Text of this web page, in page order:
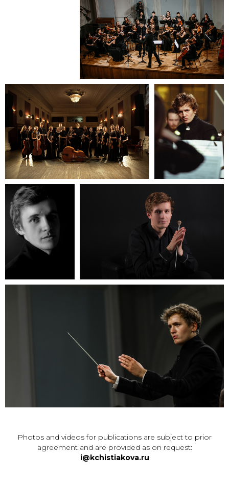
Н.Мясковский. Moderato для струнного
оркестра. Камерный оркестр под
управлением Ивана Никифорчина
Ю.Абдоков Презентация книги "Н.Пейко:
восполнивши тайну
свою..."/Yu.Abdokov.Presentation of His Book
12:43
Photos and videos for publications are subject to prior
agreement and are provided as on request:
i@kchistiakova.ru